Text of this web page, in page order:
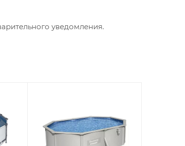
уведомления.